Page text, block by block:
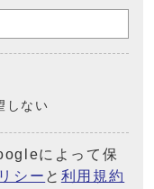
しない
によって保
シー と 利用規約